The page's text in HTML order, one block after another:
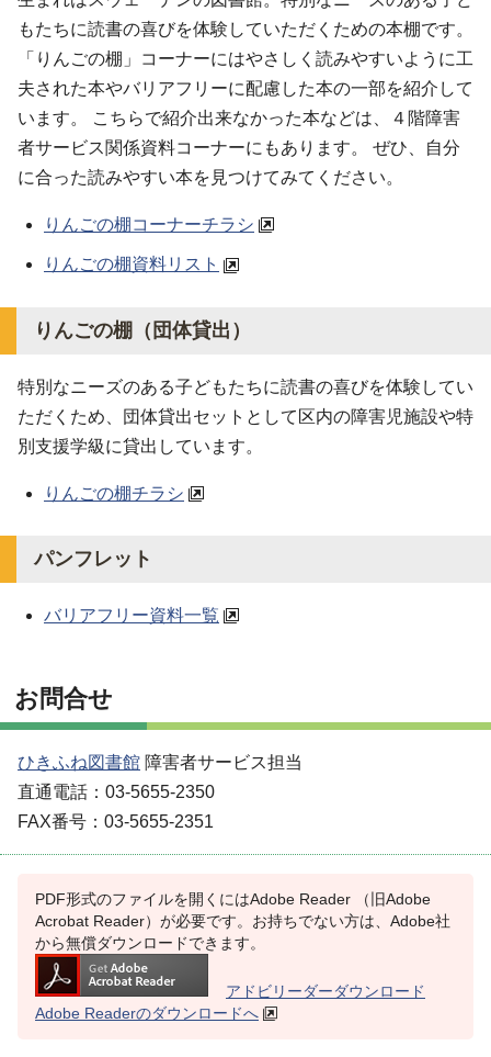
もたちに読書の喜びを体験していただくための本棚です。
「りんごの棚」コーナーにはやさしく読みやすいように工
夫された本やバリアフリーに配慮した本の一部を紹介して
います。 こちらで紹介出来なかった本などは、４階障害
者サービス関係資料コーナーにもあります。 ぜひ、自分
に合った読みやすい本を見つけてみてください。
りんごの棚コーナーチラシ
りんごの棚資料リスト
りんごの棚（団体貸出）
特別なニーズのある子どもたちに読書の喜びを体験してい
ただくため、団体貸出セットとして区内の障害児施設や特
別支援学級に貸出しています。
りんごの棚チラシ
パンフレット
バリアフリー資料一覧
お問合せ
ひきふね図書館 障害者サービス担当
直通電話：03-5655-2350
FAX番号：03-5655-2351
PDF形式のファイルを開くにはAdobe Reader （旧Adobe
Acrobat Reader）が必要です。お持ちでない方は、Adobe社
から無償ダウンロードできます。
アドビリーダーダウンロード
Adobe Readerのダウンロードへ